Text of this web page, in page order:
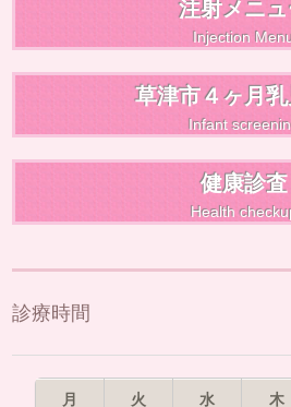
注射メニ
Injection
草津市４ヶ月
Infant
健康診査
Health
診療時間
月 火 水 木